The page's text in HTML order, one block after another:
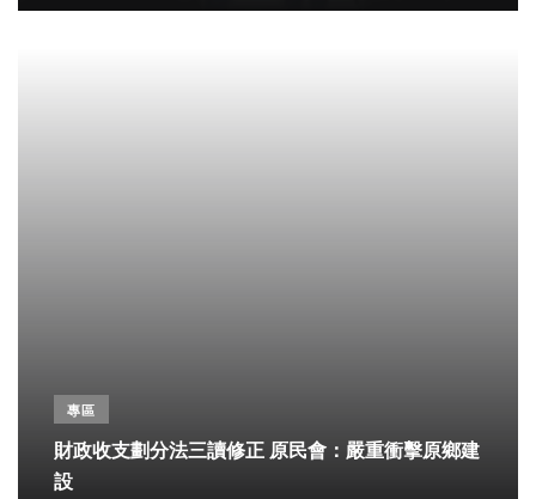
專區
財政收支劃分法三讀修正 原民會：嚴重衝擊原鄉建
設